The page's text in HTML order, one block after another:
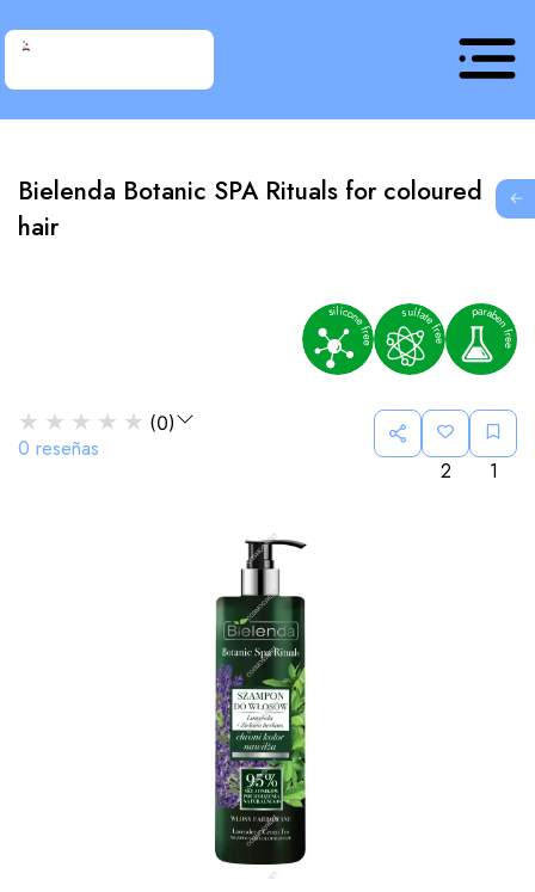
Bielenda Botanic SPA Rituals for coloured
hair
★ ★ ★ ★ ★ (0)
0 reseñas
2
1